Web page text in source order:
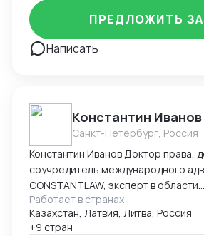
Написать
ПРЕДЛОЖИТЬ
Константин Иванов
Санкт-Петербург, Россия
Константин Иванов Доктор права, доцент,
соучредитель международного
CONSTANTLAW, эксперт в области
внешнеэкономической
сопровождения международных
внешнеэкономических споров.
Работает в странах
Казахстан, Латвия, Литва, Россия
+9 стран